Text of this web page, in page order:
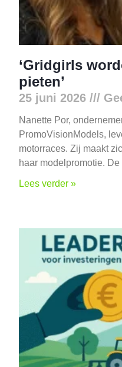
‘Gridgirls
pieten’
25 juni 2026
Nanette Por,
PromoVisionModels,
motorraces. Zij maakt
haar modelpromotie.
Lees verder »